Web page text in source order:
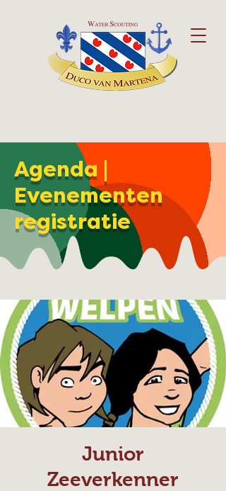
Agenda |
Evenementen
registratie
Junior
Zeeverkenner